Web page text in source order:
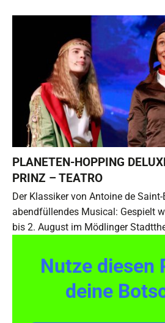
PLANETEN-HOPPING
PRINZ – TEATRO
Der Klassiker von Antoine de
abendfüllendes Musical: Gespielt
bis 2. August im Mödlinger
Nutze diesen
deine